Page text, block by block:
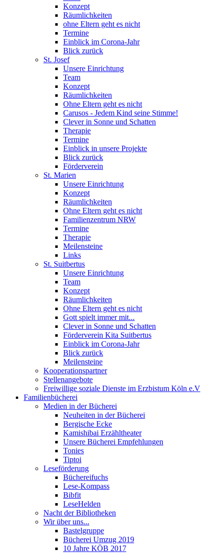
Konzept
Räumlichkeiten
ohne Eltern geht es nicht
Termine
Einblick im Corona-Jahr
Blick zurück
St. Josef
Unsere Einrichtung
Team
Konzept
Räumlichkeiten
Ohne Eltern geht es nicht
Carusos - Jedem Kind seine Stimme!
Clever in Sonne und Schatten
Therapie
Termine
Einblick in unsere Projekte
Blick zurück
Förderverein
St. Marien
Unsere Einrichtung
Konzept
Räumlichkeiten
Ohne Eltern geht es nicht
Familienzentrum NRW
Termine
Therapie
Meilensteine
Links
St. Suitbertus
Unsere Einrichtung
Team
Konzept
Räumlichkeiten
Ohne Eltern geht es nicht
Gott spielt immer mit...
Clever in Sonne und Schatten
Förderverein Kita Suitbertus
Einblick im Corona-Jahr
Blick zurück
Meilensteine
Kooperationspartner
Stellenangebote
Freiwillige soziale Dienste im Erzbistum Köln e.V
Familienbücherei
Medien in der Bücherei
Neuheiten in der Bücherei
Bergische Ecke
Kamishibai Erzähltheater
Unsere Bücherei Empfehlungen
Tonies
Tiptoi
Leseförderung
Büchereifuchs
Lese-Kompass
Bibfit
LeseHelden
Nacht der Bibliotheken
Wir über uns...
Bastelgruppe
Bücherei Umzug 2019
10 Jahre KÖB 2017